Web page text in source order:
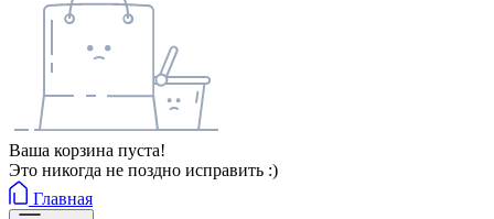
Ваша корзина пуста!
Это никогда не поздно исправить :)
Главная